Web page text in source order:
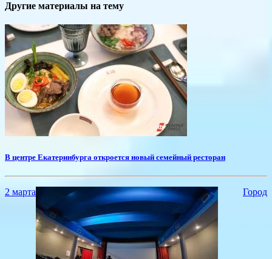
Другие материалы на тему
​В центре Екатеринбурга откроется новый семейный ресторан
2 марта Город